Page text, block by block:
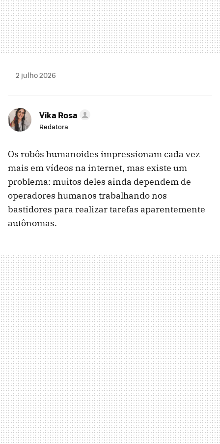
2 julho 2026
Vika Rosa
Redatora
Os robôs humanoides impressionam cada vez
mais em vídeos na internet, mas existe um
problema: muitos deles ainda dependem de
operadores humanos trabalhando nos
bastidores para realizar tarefas aparentemente
autônomas.